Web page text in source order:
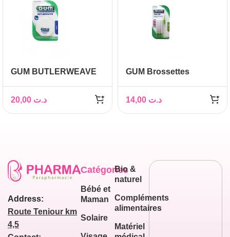
GUM BUTLERWEAVE
د.ت
GUM Brossettes
conique, bte de 4 (1414)
د.ت
Address:
Route Teniour km
4,5
Catégories
Bébé et
Maman
Solaire
Bio &
naturel
Compléments
alimentaires
Matériel